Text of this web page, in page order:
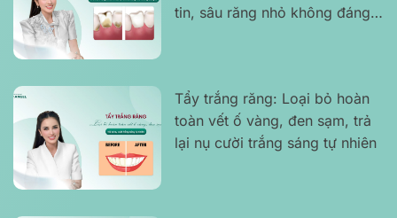
tin, sâu răng nhỏ không đáng
Tẩy trắng răng: Loại bỏ hoàn
toàn vết ố vàng, đen sạm, trả
lại nụ cười trắng sáng tự nhiên